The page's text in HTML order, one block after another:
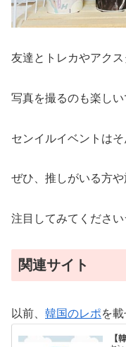
友達とトレカやアク
写真を撮るのも楽しい
センイルイベントは
ぜひ、推しがいる方
注目してみてくださ
関連サイト
以前、 韓国のレポを
【